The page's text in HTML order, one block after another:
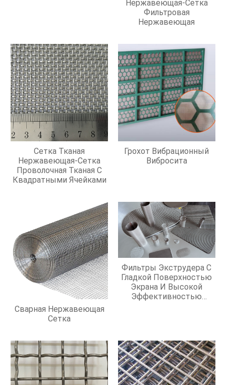
Нержавеющая-Сетка
Фильтровая
Нержавеющая
Сетка Тканая
Нержавеющая-Сетка
Проволочная Тканая С
Квадратными Ячейками
Грохот Вибрационный
Вибросита
Сварная Нержавеющая
Сетка
Фильтры Экструдера С
Гладкой Поверхностью
Экрана И Высокой
Эффективностью